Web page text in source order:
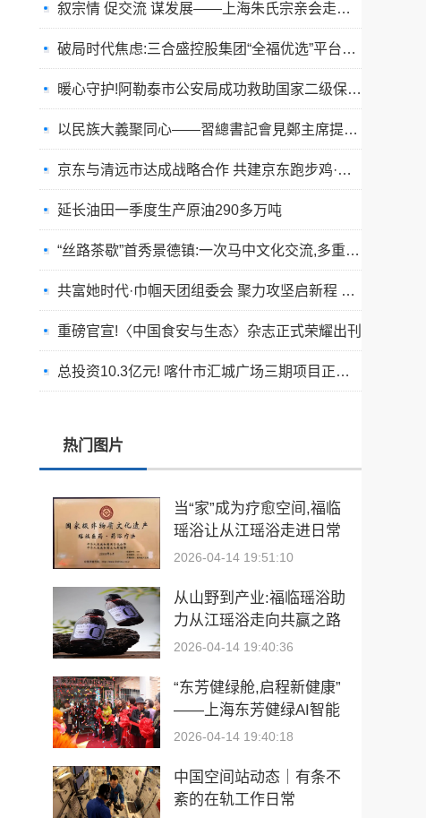
叙宗情 促交流 谋发展——上海朱氏宗亲会走进上海晨烨家具有限公司
破局时代焦虑:三合盛控股集团“全福优选”平台正式启航
暖心守护!阿勒泰市公安局成功救助国家二级保护动物黑鸢
以民族大義聚同心——習總書記會見鄭主席提出兩岸關系四點重要意見
京东与清远市达成战略合作 共建京东跑步鸡·清远鸡标准体系
延长油田一季度生产原油290多万吨
“丝路茶歇”首秀景德镇:一次马中文化交流,多重收获与回响
共富她时代·巾帼天团组委会 聚力攻坚启新程 星火燎原耀全国
重磅官宣!〈中国食安与生态〉杂志正式荣耀出刊
总投资10.3亿元! 喀什市汇城广场三期项目正式开工
乡情聚势筑生态 AI创富启新程|老乡驿站3·29创业峰会圆满落幕
热门图片
当“家”成为疗愈空间,福临
瑶浴让从江瑶浴走进日常
生活
2026-04-14 19:51:10
从山野到产业:福临瑶浴助
力从江瑶浴走向共赢之路
2026-04-14 19:40:36
“东芳健绿舱,启程新健康”
——上海东芳健绿AI智能
养身舱品牌发布会圆满成
2026-04-14 19:40:18
中国空间站动态｜有条不
紊的在轨工作日常